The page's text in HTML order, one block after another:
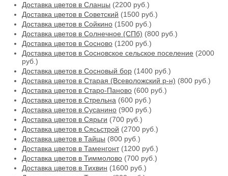
Доставка цветов в Сланцы (2200 руб.)
Доставка цветов в Советский (1500 руб.)
Доставка цветов в Сойкино (1500 руб.)
Доставка цветов в Солнечное (СПб) (800 руб.)
Доставка цветов в Сосново (1200 руб.)
Доставка цветов в Сосновское сельское поселение (2000
руб.)
Доставка цветов в Сосновый бор (1400 руб.)
Доставка цветов в Старая (Всеволожский р-н) (800 руб.)
Доставка цветов в Старо-Паново (600 руб.)
Доставка цветов в Стрельна (600 руб.)
Доставка цветов в Сусанино (900 руб.)
Доставка цветов в Сярьги (700 руб.)
Доставка цветов в Сясьстрой (2700 руб.)
Доставка цветов в Тайцы (800 руб.)
Доставка цветов в Таменгонт(1200 руб.)
Доставка цветов в Тиммолово (700 руб.)
Доставка цветов в Тихвин (1600 руб.)